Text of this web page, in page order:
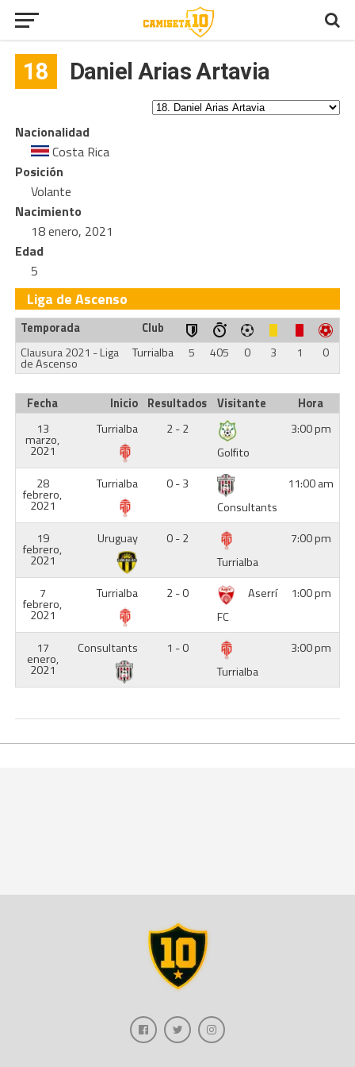
18 Daniel Arias Artavia
Nacionalidad
Costa Rica
Posición
Volante
Nacimiento
18 enero, 2021
Edad
5
Liga de Ascenso
Temporada
Club
Clausura 2021 - Liga
de Ascenso
Turrialba 5 405 0 3 1 0
Fecha Inicio Resultados Visitante
Hora
13
marzo,
2021
Turrialba
2 - 2
Golfito
3:00 pm
28
febrero,
2021
Turrialba
0 - 3
Consultants
11:00 am
19
febrero,
2021
Uruguay
0 - 2
Turrialba
7:00 pm
7
febrero,
2021
Turrialba 2 - 0
Aserrí
FC
1:00 pm
17
enero,
2021
Consultants
1 - 0
Turrialba
3:00 pm